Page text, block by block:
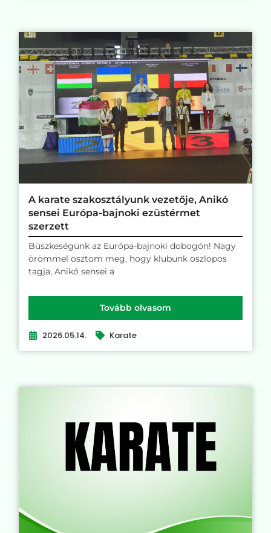
A karate szakosztályunk vezetője, Anikó
sensei Európa-bajnoki ezüstérmet
szerzett
Büszkeségünk az Európa-bajnoki dobogón! Nagy
örömmel osztom meg, hogy klubunk oszlopos
tagja, Anikó sensei a
Tovább olvasom
2026.05.14. Karate